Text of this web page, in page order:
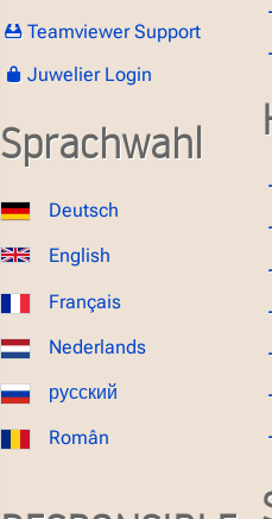
Teamviewer Support
Juwelier Login
Sprachwahl
Deutsch
English
Français
Nederlands
русский
Român